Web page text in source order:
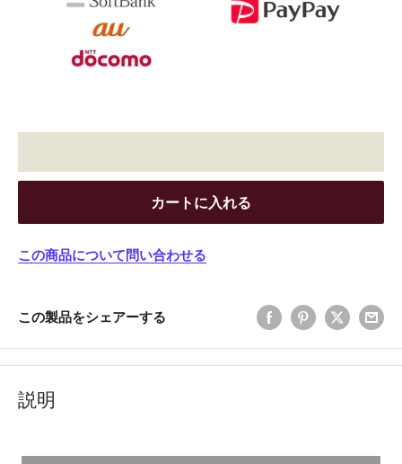
カートに入れる
この商品について問い合わせる
この製品をシェアーする
説明